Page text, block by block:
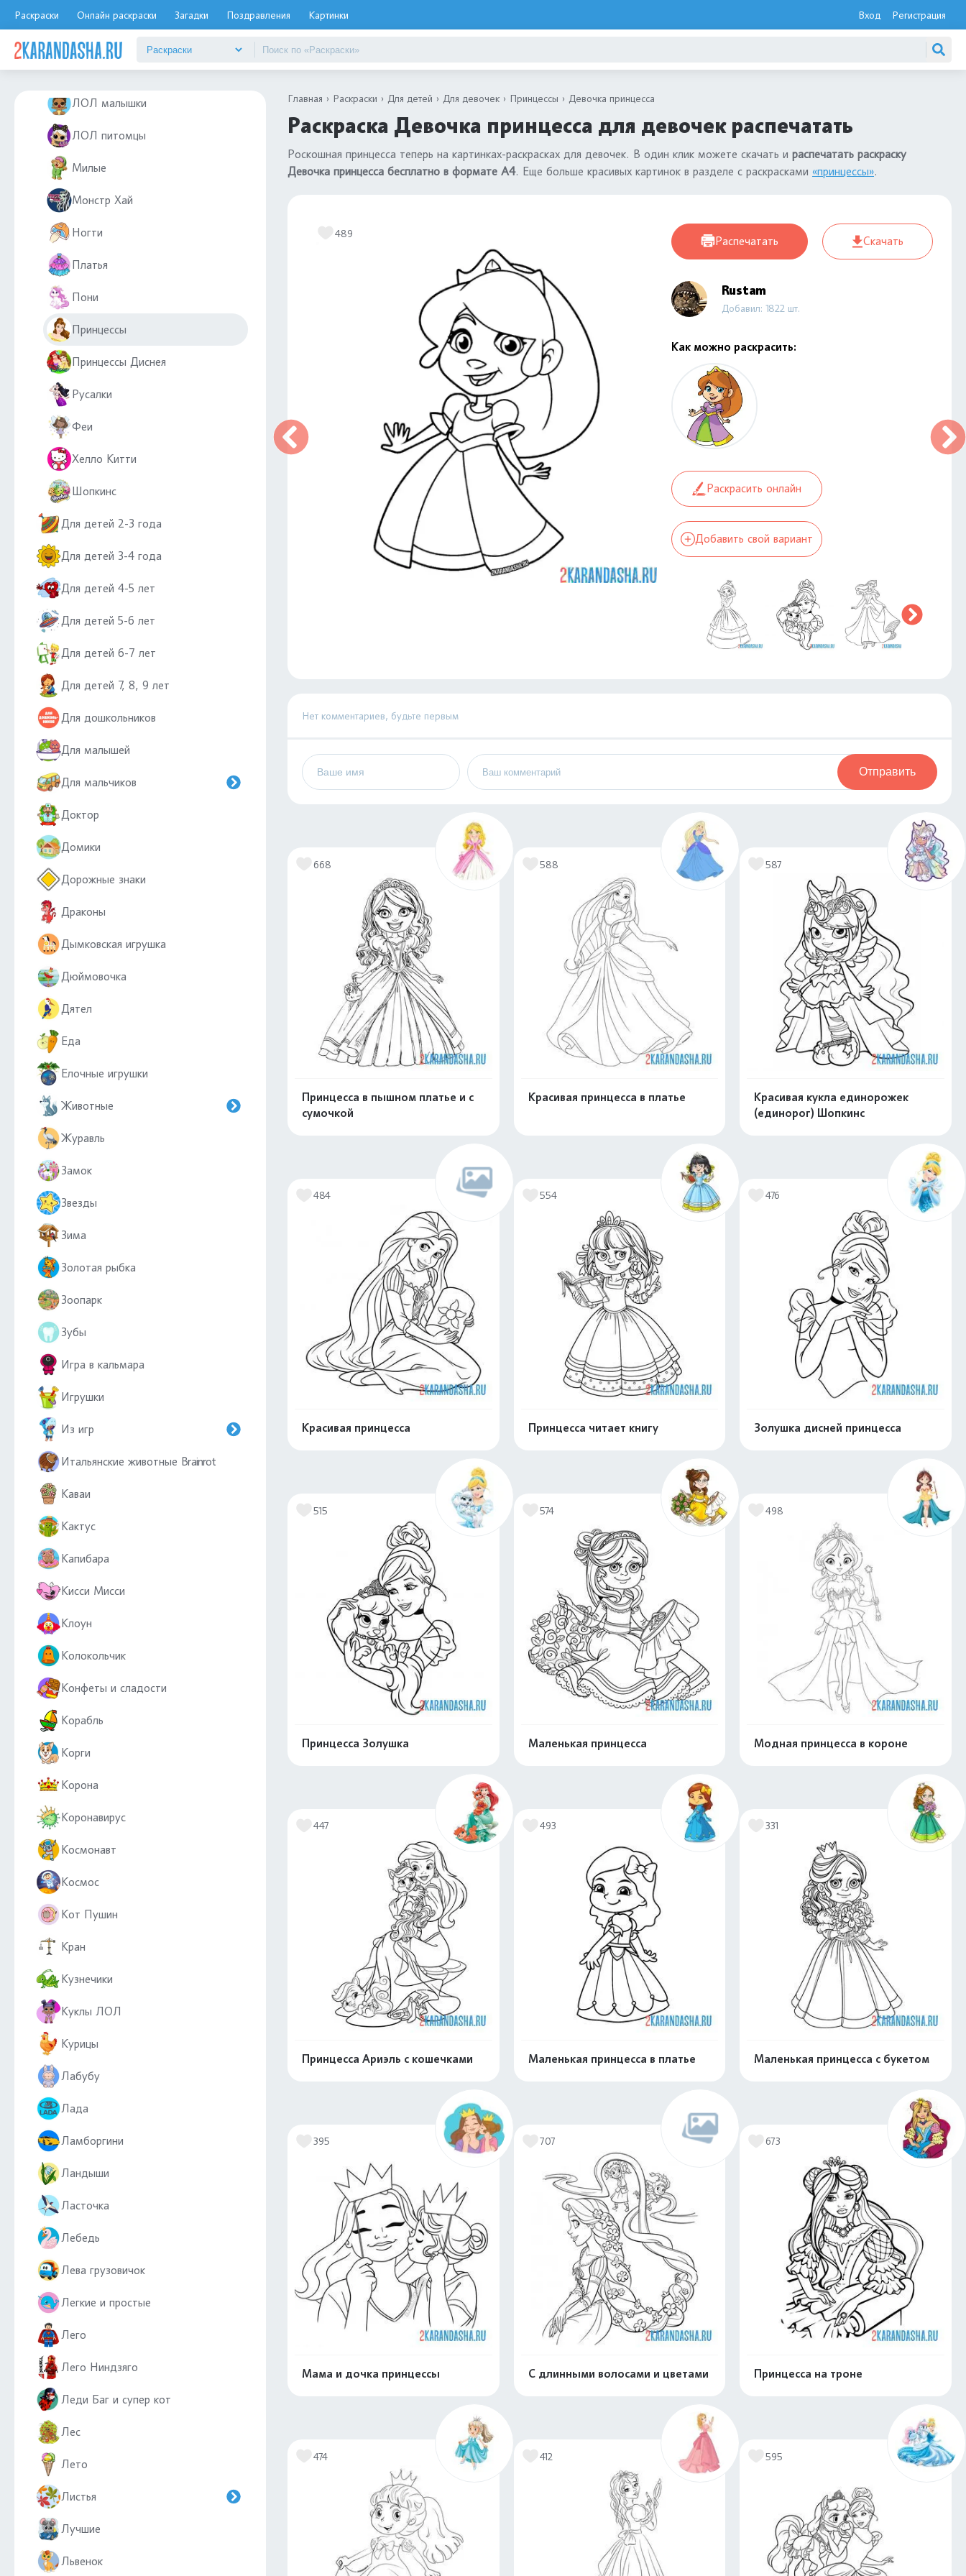
Раскраски Онлайн раскраски Загадки Поздравления Картинки Вход Регистрация
ЛОЛ OMG
ЛОЛ малышки
ЛОЛ питомцы
Милые
Монстр Хай
Ногти
Платья
Пони
Принцессы
Принцессы Диснея
Русалки
Феи
Хелло Китти
Шопкинс
Для детей 2-3 года
Для детей 3-4 года
Для детей 4-5 лет
Для детей 5-6 лет
Для детей 6-7 лет
Для детей 7, 8, 9 лет
Для дошкольников
Для малышей
Для мальчиков
Доктор
Домики
Дорожные знаки
Драконы
Дымковская игрушка
Дюймовочка
Дятел
Еда
Елочные игрушки
Животные
Журавль
Замок
Звезды
Зима
Золотая рыбка
Зоопарк
Зубы
Игра в кальмара
Игрушки
Из игр
Итальянские животные Brainrot
Каваи
Кактус
Капибара
Кисси Мисси
Клоун
Колокольчик
Конфеты и сладости
Корабль
Корги
Корона
Коронавирус
Космонавт
Космос
Кот Пушин
Кран
Кузнечики
Куклы ЛОЛ
Курицы
Лабубу
Лада
Ламборгини
Ландыши
Ласточка
Лебедь
Лева грузовичок
Легкие и простые
Лего
Лего Ниндзяго
Леди Баг и супер кот
Лес
Лето
Листья
Лучшие
Львенок
Главная Раскраски Для детей Для девочек Принцессы Девочка принцесса
Раскраска Девочка принцесса для девочек распечатать
Роскошная принцесса теперь на картинках-раскрасках для девочек. В один клик можете скачать и распечатать раскраску
Девочка принцесса бесплатно в формате А4. Еще больше красивых картинок в разделе с раскрасками «принцессы».
489
Распечатать Скачать
Rustam
Добавил: 1822 шт.
Как можно раскрасить:
Раскрасить онлайн
Добавить свой вариант
Нет комментариев, будьте первым
Отправить
668
Принцесса в пышном платье и с
сумочкой
588
Красивая принцесса в платье
587
Красивая кукла единорожек
(единорог) Шопкинс
484
Красивая принцесса
554
Принцесса читает книгу
476
Золушка дисней принцесса
515
Принцесса Золушка
574
Маленькая принцесса
498
Модная принцесса в короне
447
Принцесса Ариэль с кошечками
493
Маленькая принцесса в платье
331
Маленькая принцесса с букетом
395
Мама и дочка принцессы
707
С длинными волосами и цветами
673
Принцесса на троне
474 412 595